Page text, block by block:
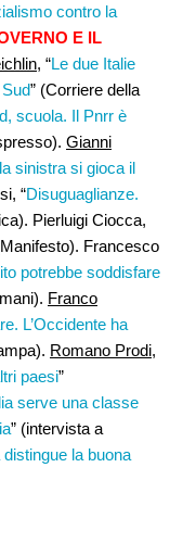
contro la
E IL
, “Le due Italie
” (Corriere della
scuola. Il Pnrr è
Gianni
sinistra si gioca il
“Disuguaglianze.
Pierluigi Ciocca,
Francesco
potrebbe soddisfare
Franco
L’Occidente ha
Romano Prodi,
paesi”
serve una classe
” (intervista a
la buona